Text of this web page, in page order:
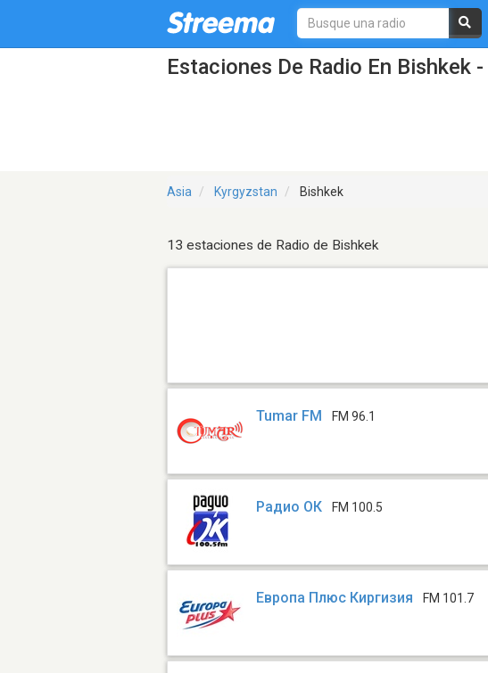
Estaciones De Radio En Bishkek
Asia Kyrgyzstan Bishkek
13 estaciones de Radio de Bishkek
Tumar FM FM 96.1
Радио ОК FM 100.5
Европа Плюс Киргизия FM 101.7